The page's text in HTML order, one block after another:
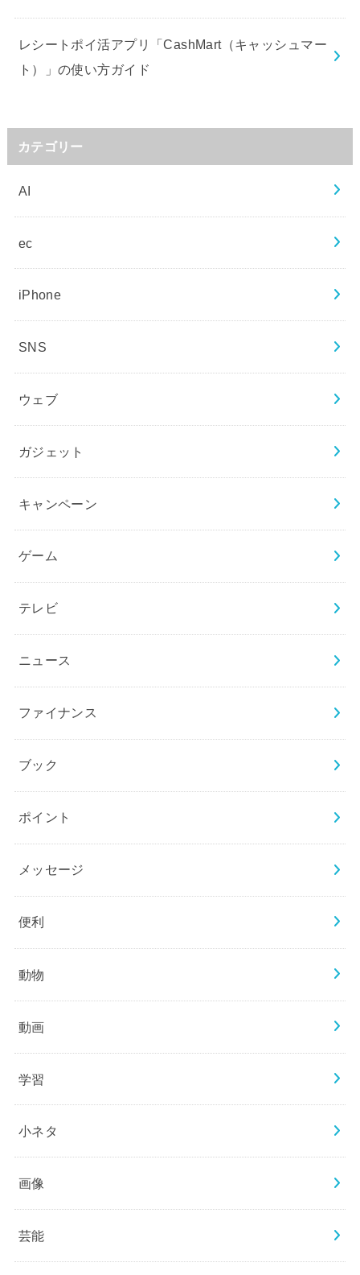
レシートポイ活アプリ「CashMart（キャッシュマー
ト）」の使い方ガイド
カテゴリー
AI
ec
iPhone
SNS
ウェブ
ガジェット
キャンペーン
ゲーム
テレビ
ニュース
ファイナンス
ブック
ポイント
メッセージ
便利
動物
動画
学習
小ネタ
画像
芸能